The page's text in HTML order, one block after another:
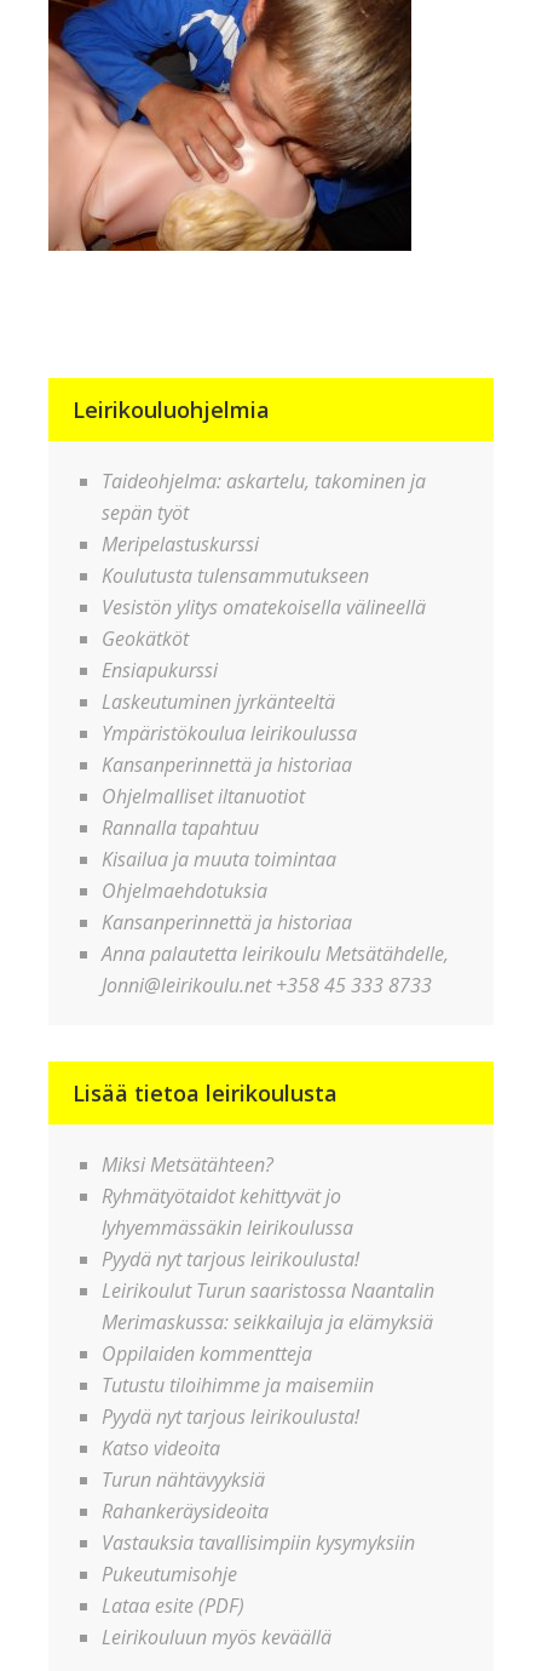
Leirikouluohjelmia
Taideohjelma: askartelu, takominen ja
sepän työt
Meripelastuskurssi
Koulutusta tulensammutukseen
Vesistön ylitys omatekoisella välineellä
Geokätköt
Ensiapukurssi
Laskeutuminen jyrkänteeltä
Ympäristökoulua leirikoulussa
Kansanperinnettä ja historiaa
Ohjelmalliset iltanuotiot
Rannalla tapahtuu
Kisailua ja muuta toimintaa
Ohjelmaehdotuksia
Kansanperinnettä ja historiaa
Anna palautetta leirikoulu Metsätähdelle,
Jonni@leirikoulu.net +358 45 333 8733
Lisää tietoa leirikoulusta
Miksi Metsätähteen?
Ryhmätyötaidot kehittyvät jo
lyhyemmässäkin leirikoulussa
Pyydä nyt tarjous leirikoulusta!
Leirikoulut Turun saaristossa Naantalin
Merimaskussa: seikkailuja ja elämyksiä
Oppilaiden kommentteja
Tutustu tiloihimme ja maisemiin
Pyydä nyt tarjous leirikoulusta!
Katso videoita
Turun nähtävyyksiä
Rahankeräysideoita
Vastauksia tavallisimpiin kysymyksiin
Pukeutumisohje
Lataa esite (PDF)
Leirikouluun myös keväällä